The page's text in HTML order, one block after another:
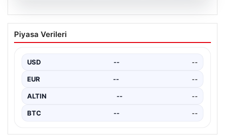
05.08.2026
Altın fiyatları canlı 2 Nisan 2026: Altın
fiyatları ne kadar oldu? Gram, çeyrek,
fiyatları
Piyasa Verileri
USD -- --
EUR -- --
ALTIN -- --
BTC -- --